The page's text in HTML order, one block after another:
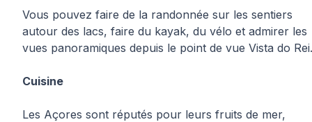
Vous pouvez faire de la randonnée sur les sentiers
autour des lacs, faire du kayak, du vélo et admirer les
vues panoramiques depuis le point de vue Vista do Rei.
Cuisine
Les Açores sont réputés pour leurs fruits de mer,